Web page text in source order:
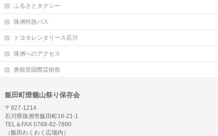
ふるさとタクシー
珠洲特急バス
トヨタレンタリース石川
珠洲へのアクセス
奥能登国際芸術祭
飯田町燈籠山祭り保存会
〒927-1214
石川県珠洲市飯田町16-21-1
TEL＆FAX 0768-82-7890
（飯田わくわく広場内）